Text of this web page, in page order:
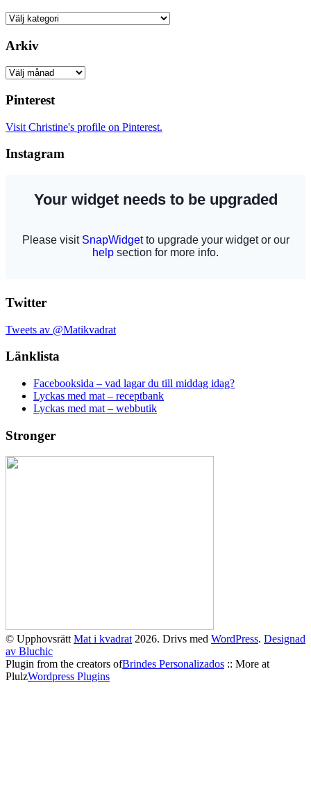
Kategorier
Arkiv
Arkiv
Pinterest
Visit Christine's profile on Pinterest.
Instagram
Twitter
Tweets av @Matikvadrat
Länklista
Facebooksida – vad lagar du till middag idag?
Lyckas med mat – receptbank
Lyckas med mat – webbutik
Stronger
© UpphovsrättMat i kvadrat2026. Drivs med WordPress. Designad
av Bluchic
Plugin from the creators ofBrindes Personalizados :: More at
PlulzWordpress Plugins